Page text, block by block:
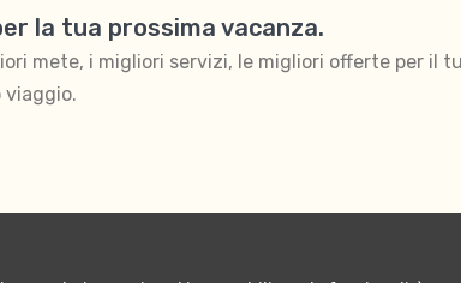
la tua prossima vacanza.
mete, i migliori servizi, le migliori offerte per il
viaggio.